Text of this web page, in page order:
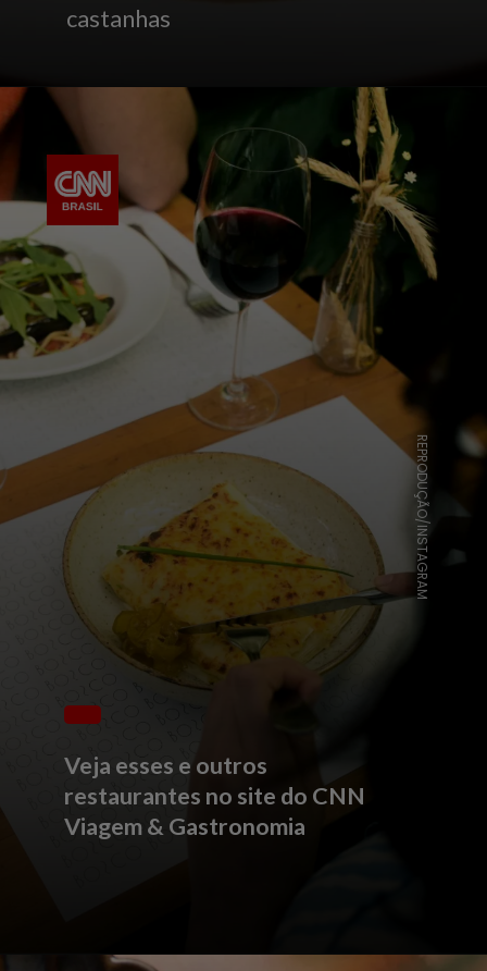
castanhas
Veja esses e outros
restaurantes no site do CNN
Viagem & Gastronomia
REPRODUÇÃO/INSTAGRAM